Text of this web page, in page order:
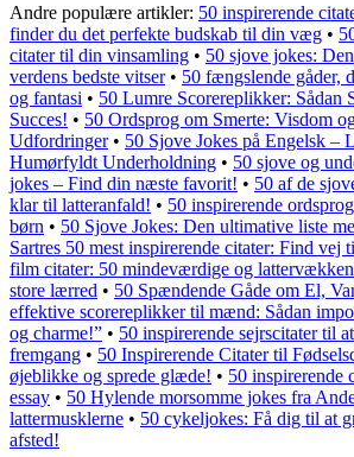
Andre populære artikler: 50 inspirerende
finder du det perfekte budskab til din væg •
citater til din vinsamling • 50 sjove jokes:
verdens bedste vitser• 50 fængslende gåder,
og fantasi • 50 Lumre Scorereplikker: Sådan
Succes! • 50 Ordsprog om Smerte: Visdom
Udfordringer• 50 Sjove Jokes på Engelsk –
Humørfyldt Underholdning • 50 sjove og
jokes – Find din næste favorit! • 50 af de
klar til latteranfald! • 50 inspirerende
børn • 50 Sjove Jokes: Den ultimative liste
Sartres 50 mest inspirerende citater: Find vej
film citater: 50 mindeværdige og
store lærred • 50 Spændende Gåde om El,
effektive scorereplikker til mænd: Sådan
og charme!” • 50 inspirerende sejrscitater til
fremgang • 50 Inspirerende Citater til
øjeblikke og sprede glæde! • 50 inspirerende
essay • 50 Hylende morsomme jokes fra
lattermusklerne • 50 cykeljokes: Få dig til at
afsted!